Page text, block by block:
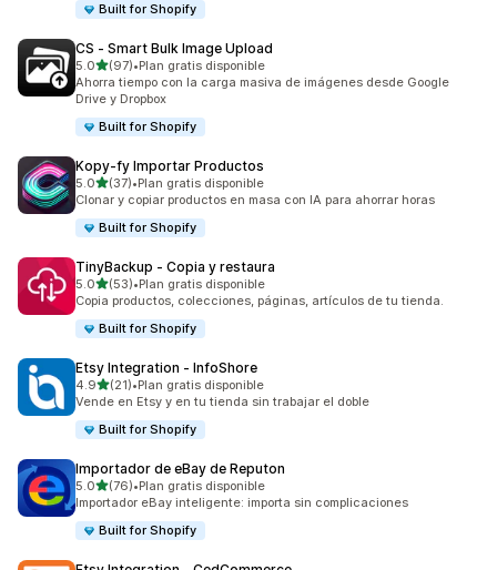
Built for Shopify
CS ‑ Smart Bulk Image Upload
5.0de 5 estrellas
(97)
97 reseñas en total
•Plan gratis disponible
Ahorra tiempo con la carga masiva de imágenes desde Google
Drive y Dropbox
Built for Shopify
Kopy‑fy Importar Productos
5.0de 5 estrellas
(37)
37 reseñas en total
•Plan gratis disponible
Clonar y copiar productos en masa con IA para ahorrar horas
Built for Shopify
TinyBackup ‑ Copia y restaura
5.0de 5 estrellas
(53)
53 reseñas en total
•Plan gratis disponible
Copia productos, colecciones, páginas, artículos de tu tienda.
Built for Shopify
Etsy Integration ‑ InfoShore
4.9de 5 estrellas
(21)
21 reseñas en total
•Plan gratis disponible
Vende en Etsy y en tu tienda sin trabajar el doble
Built for Shopify
Importador de eBay de Reputon
5.0de 5 estrellas
(76)
76 reseñas en total
•Plan gratis disponible
Importador eBay inteligente: importa sin complicaciones
Built for Shopify